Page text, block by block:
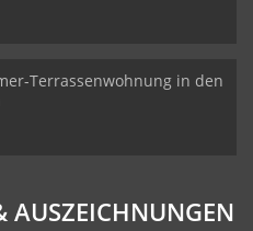
Terrassenwohnung in den
AUSZEICHNUNGEN